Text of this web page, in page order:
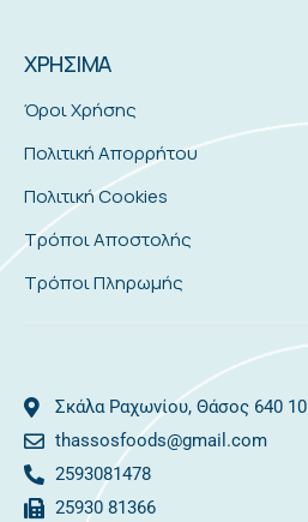
ΧΡΗΣΙΜΑ
Όροι Χρήσης
Πολιτική Απορρήτου
Πολιτική Cookies
Τρόποι Αποστολής
Τρόποι Πληρωμής
Σκάλα Ραχωνίου, Θάσος 640 10
thassosfoods@gmail.com
2593081478
25930 81366